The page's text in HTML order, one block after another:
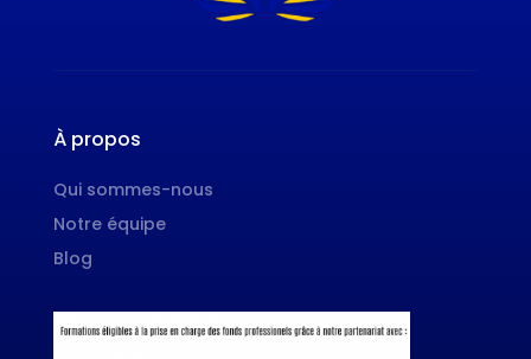
À propos
Qui sommes-nous
Notre équipe
Blog